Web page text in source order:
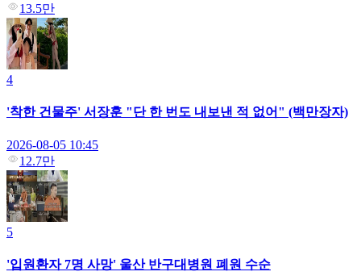
13.5만
4
'착한 건물주' 서장훈 "단 한 번도 내보낸 적 없어" (백만장자)
2026-08-05 10:45
12.7만
5
'입원환자 7명 사망' 울산 반구대병원 폐원 수순